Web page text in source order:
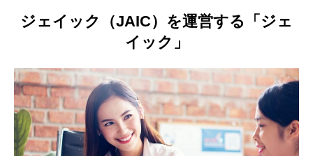
ジェイック（JAIC）を運営する「ジェ
イック」